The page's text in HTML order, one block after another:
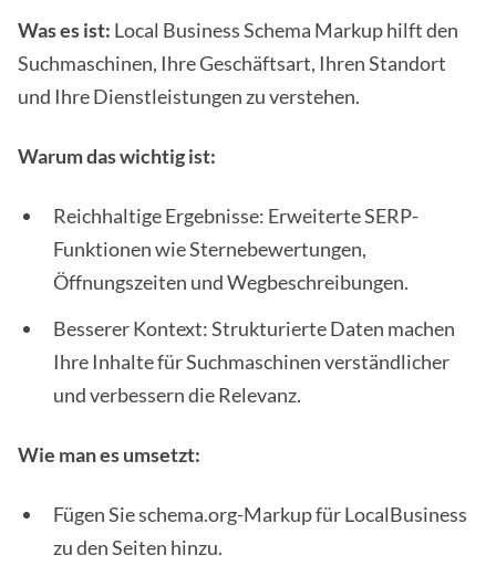
Was es ist: Local Business Schema Markup hilft den
Suchmaschinen, Ihre Geschäftsart, Ihren Standort
und Ihre Dienstleistungen zu verstehen.
Warum das wichtig ist:
Reichhaltige Ergebnisse: Erweiterte SERP-
Funktionen wie Sternebewertungen,
Öffnungszeiten und Wegbeschreibungen.
Besserer Kontext: Strukturierte Daten machen
Ihre Inhalte für Suchmaschinen verständlicher
und verbessern die Relevanz.
Wie man es umsetzt:
Fügen Sie schema.org-Markup für LocalBusiness
zu den Seiten hinzu.